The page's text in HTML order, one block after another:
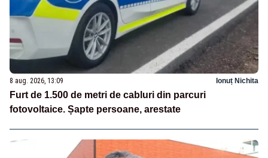
8 aug. 2026, 13:09 Ionuț Nichita
Furt de 1.500 de metri de cabluri din parcuri
fotovoltaice. Șapte persoane, arestate